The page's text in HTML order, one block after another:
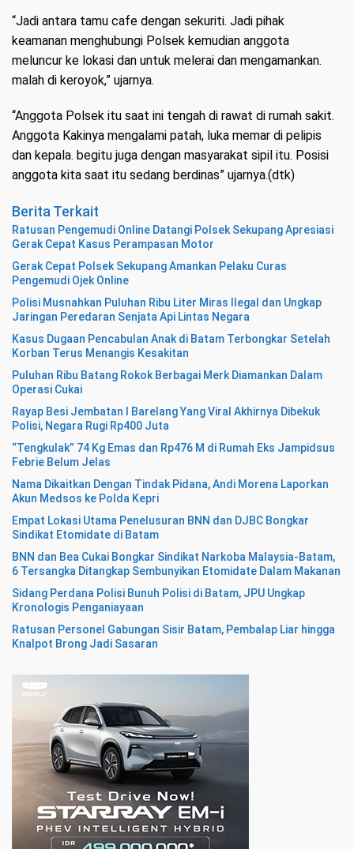
“Jadi antara tamu cafe dengan sekuriti. Jadi pihak
keamanan menghubungi Polsek kemudian anggota
meluncur ke lokasi dan untuk melerai dan mengamankan.
malah di keroyok,” ujarnya.
“Anggota Polsek itu saat ini tengah di rawat di rumah sakit.
Anggota Kakinya mengalami patah, luka memar di pelipis
dan kepala. begitu juga dengan masyarakat sipil itu. Posisi
anggota kita saat itu sedang berdinas” ujarnya.(dtk)
Berita Terkait
Ratusan Pengemudi Online Datangi Polsek Sekupang Apresiasi
Gerak Cepat Kasus Perampasan Motor
Gerak Cepat Polsek Sekupang Amankan Pelaku Curas
Pengemudi Ojek Online
Polisi Musnahkan Puluhan Ribu Liter Miras Ilegal dan Ungkap
Jaringan Peredaran Senjata Api Lintas Negara
Kasus Dugaan Pencabulan Anak di Batam Terbongkar Setelah
Korban Terus Menangis Kesakitan
Puluhan Ribu Batang Rokok Berbagai Merk Diamankan Dalam
Operasi Cukai
Rayap Besi Jembatan I Barelang Yang Viral Akhirnya Dibekuk
Polisi, Negara Rugi Rp400 Juta
“Tengkulak” 74 Kg Emas dan Rp476 M di Rumah Eks Jampidsus
Febrie Belum Jelas
Nama Dikaitkan Dengan Tindak Pidana, Andi Morena Laporkan
Akun Medsos ke Polda Kepri
Empat Lokasi Utama Penelusuran BNN dan DJBC Bongkar
Sindikat Etomidate di Batam
BNN dan Bea Cukai Bongkar Sindikat Narkoba Malaysia-Batam,
6 Tersangka Ditangkap Sembunyikan Etomidate Dalam Makanan
Sidang Perdana Polisi Bunuh Polisi di Batam, JPU Ungkap
Kronologis Penganiayaan
Ratusan Personel Gabungan Sisir Batam, Pembalap Liar hingga
Knalpot Brong Jadi Sasaran